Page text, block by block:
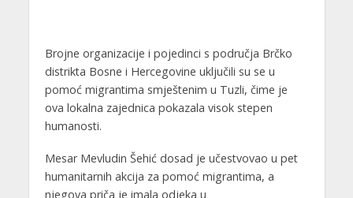
Brojne organizacije i pojedinci s područja Brčko
distrikta Bosne i Hercegovine uključili su se u
pomoć migrantima smještenim u Tuzli, čime je
ova lokalna zajednica pokazala visok stepen
humanosti.
Mesar Mevludin Šehić dosad je učestvovao u pet
humanitarnih akcija za pomoć migrantima, a
njegova priča je imala odjeka u